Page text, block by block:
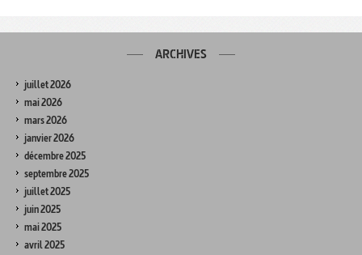
ARCHIVES
juillet 2026
mai 2026
mars 2026
janvier 2026
décembre 2025
septembre 2025
juillet 2025
juin 2025
mai 2025
avril 2025